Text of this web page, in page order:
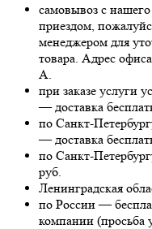
самовывоз с
приездом,
менеджером для
товара. Адрес
А.
при заказе услуги
— доставка
по Санкт-
— доставка
по Санкт-
руб.
Ленинградская
по России —
компании (просьба